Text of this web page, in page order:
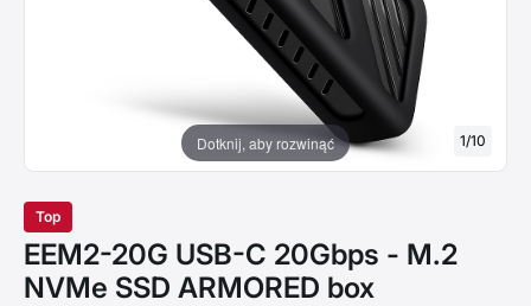
Dotknij, aby rozwinąć 1/10
Top
EEM2-20G USB-C 20Gbps - M.2
NVMe SSD ARMORED box